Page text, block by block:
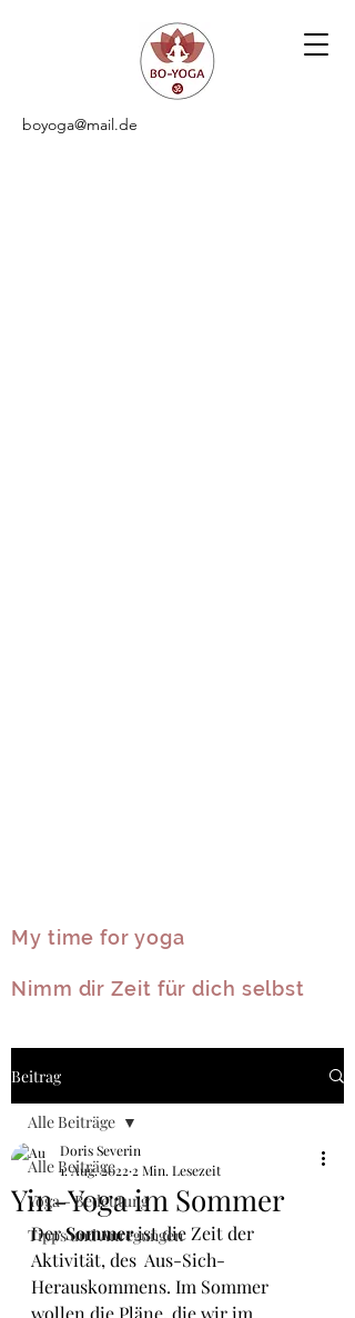
boyoga@mail.de
My time for yoga
Nimm dir Zeit für dich selbst
Beitrag
Alle Beiträge
Yoga - Bedeutung
Tipps und Anregungen
Alle Beiträge
Yin-Yoga im Sommer
Doris Severin
1. Aug. 2022 2 Min. Lesezeit
Der Sommer ist die Zeit der
Aktivität, des  Aus-Sich-
Herauskommens. Im Sommer
wollen die Pläne, die wir im